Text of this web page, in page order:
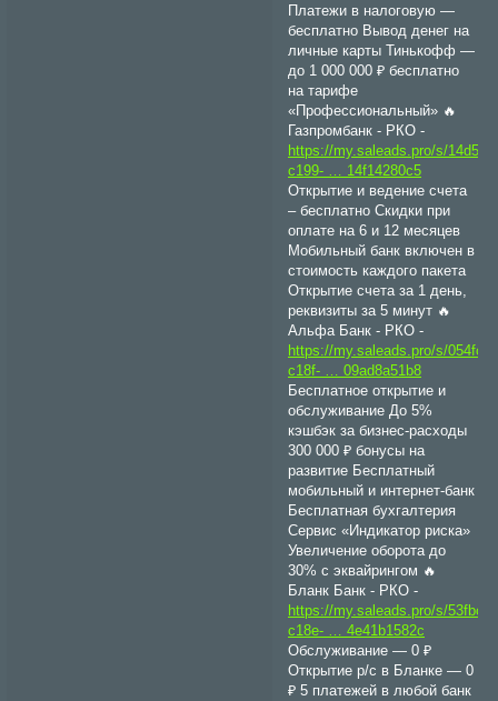
Платежи в налоговую —
бесплатно Вывод денег на
личные карты Тинькофф —
до 1 000 000 ₽ бесплатно
на тарифе
«Профессиональный» 🔥
Газпромбанк - РКО -
https://my.saleads.pro/s/
c199- … 14f14280c5
Открытие и ведение счета
– бесплатно Скидки при
оплате на 6 и 12 месяцев
Мобильный банк включен в
стоимость каждого пакета
Oткрытие счета за 1 день,
реквизиты за 5 минут 🔥
Альфа Банк - РКО -
https://my.saleads.pro/s/
c18f- … 09ad8a51b8
Бесплатное открытие и
обслуживание До 5%
кэшбэк за бизнес-расходы
300 000 ₽ бонусы на
развитие Бесплатный
мобильный и интернет-банк
Бесплатная бухгалтерия
Сервис «Индикатор риска»
Увеличение оборота до
30% с эквайрингом 🔥
Бланк Банк - РКО -
https://my.saleads.pro/s/
c18e- … 4e41b1582c
Обслуживание — 0 ₽
Открытие р/с в Бланке — 0
₽ 5 платежей в любой банк